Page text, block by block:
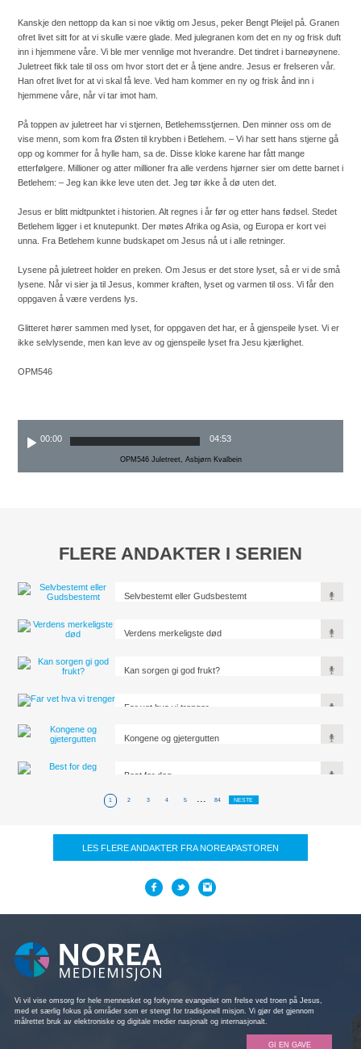
Kanskje den nettopp da kan si noe viktig om Jesus, peker Bengt Pleijel på. Granen
ofret livet sitt for at vi skulle være glade. Med julegranen kom det en ny og frisk duft
inn i hjemmene våre. Vi ble mer vennlige mot hverandre. Det tindret i barneøynene.
Juletreet fikk tale til oss om hvor stort det er å tjene andre. Jesus er frelseren vår.
Han ofret livet for at vi skal få leve. Ved ham kommer en ny og frisk ånd inn i
hjemmene våre, når vi tar imot ham.
På toppen av juletreet har vi stjernen, Betlehemsstjernen. Den minner oss om de
vise menn, som kom fra Østen til krybben i Betlehem. – Vi har sett hans stjerne gå
opp og kommer for å hylle ham, sa de. Disse kloke karene har fått mange
etterfølgere. Millioner og atter millioner fra alle verdens hjørner sier om dette barnet i
Betlehem: – Jeg kan ikke leve uten det. Jeg tør ikke å dø uten det.
Jesus er blitt midtpunktet i historien. Alt regnes i år før og etter hans fødsel. Stedet
Betlehem ligger i et knutepunkt. Der møtes Afrika og Asia, og Europa er kort vei
unna. Fra Betlehem kunne budskapet om Jesus nå ut i alle retninger.
Lysene på juletreet holder en preken. Om Jesus er det store lyset, så er vi de små
lysene. Når vi sier ja til Jesus, kommer kraften, lyset og varmen til oss. Vi får den
oppgaven å være verdens lys.
Glitteret hører sammen med lyset, for oppgaven det har, er å gjenspeile lyset. Vi er
ikke selvlysende, men kan leve av og gjenspeile lyset fra Jesu kjærlighet.
OPM546
00:00 04:53
OPM546 Juletreet, Asbjørn Kvalbein
FLERE ANDAKTER I SERIEN
Selvbestemt eller Gudsbestemt
Verdens merkeligste død
Kan sorgen gi god frukt?
Far vet hva vi trenger
Kongene og gjetergutten
Best for deg
1 2 3 4 5 ... 84 NESTE
LES FLERE ANDAKTER FRA NOREAPASTOREN
Vi vil vise omsorg for hele mennesket og forkynne evangeliet om frelse ved troen på Jesus,
med et særlig fokus på områder som er stengt for tradisjonell misjon. Vi gjør det gjennom
målrettet bruk av elektroniske og digitale medier nasjonalt og internasjonalt.
GI EN GAVE